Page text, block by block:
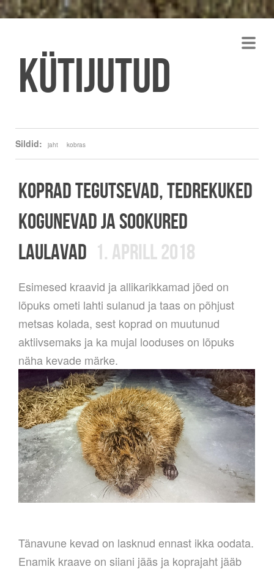
Kütijutud
Sildid: jaht kobras
KOPRAD TEGUTSEVAD, TEDREKUKED
KOGUNEVAD JA SOOKURED
LAULAVAD 1. APRILL 2018
Esimesed kraavid ja allikarikkamad jõed on
lõpuks ometi lahti sulanud ja taas on põhjust
metsas kolada, sest koprad on muutunud
aktiivsemaks ja ka mujal looduses on lõpuks
näha kevade märke.
Tänavune kevad on lasknud ennast ikka oodata.
Enamik kraave on siiani jääs ja koprajaht jääb